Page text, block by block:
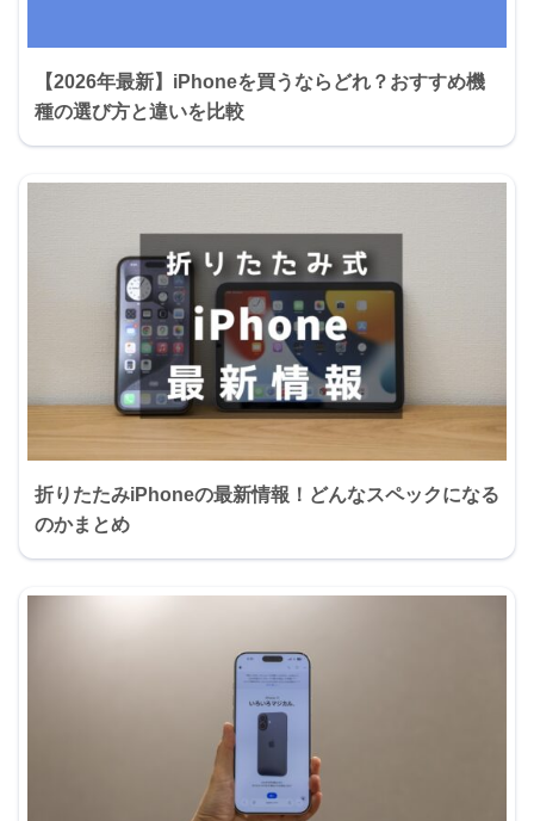
【2026年最新】iPhoneを買うならどれ？おすすめ機
種の選び方と違いを比較
折りたたみiPhoneの最新情報！どんなスペックになる
のかまとめ